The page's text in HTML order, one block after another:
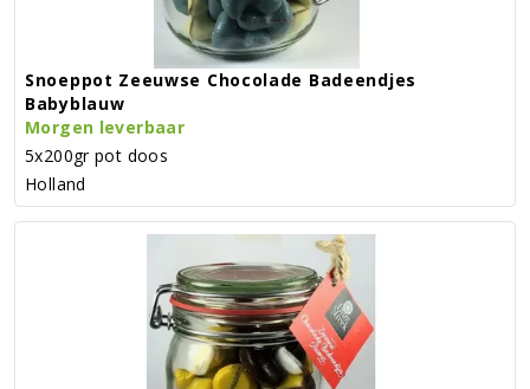
Snoeppot Zeeuwse Chocolade Badeendjes
Babyblauw
Morgen leverbaar
5x200gr pot doos
Holland